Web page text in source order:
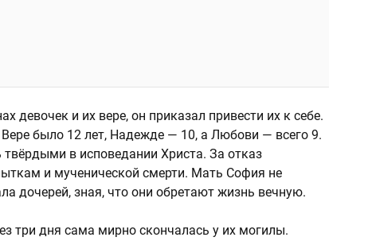
девочек и их вере, он приказал привести их к себе.
было 12 лет, Надежде — 10, а Любови — всего 9.
в исповедании Христа. За отказ
и мученической смерти. Мать София не
дочерей, зная, что они обретают жизнь вечную.
три дня сама мирно скончалась у их могилы.